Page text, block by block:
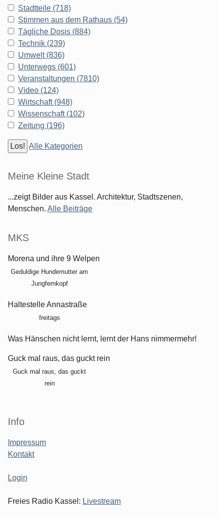
Stadtteile (718)
Stimmen aus dem Rathaus (54)
Tägliche Dosis (884)
Technik (239)
Umwelt (836)
Unterwegs (601)
Veranstaltungen (7810)
Video (124)
Wirtschaft (948)
Wissenschaft (102)
Zeitung (196)
Alle Kategorien
Meine Kleine Stadt
...zeigt Bilder aus Kassel. Architektur, Stadtszenen,
Menschen. Alle Beiträge
MKS
Morena und ihre 9 Welpen
Geduldige Hundemutter am
Jungfernkopf
Haltestelle Annastraße
freitags
Was Hänschen nicht lernt, lernt der Hans nimmermehr!
Guck mal raus, das guckt rein
Guck mal raus, das guckt
rein
Info
Impressum
Kontakt
Login
Freies Radio Kassel: Livestream